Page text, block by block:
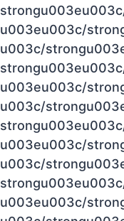
u003eu003c/
u003c/
u003eu003c/
u003c/
u003eu003c/
u003c/
u003eu003c/